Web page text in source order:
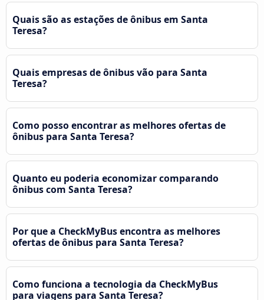
Quais são as estações de ônibus em Santa
Teresa?
Quais empresas de ônibus vão para Santa
Teresa?
Como posso encontrar as melhores ofertas de
ônibus para Santa Teresa?
Quanto eu poderia economizar comparando
ônibus com Santa Teresa?
Por que a CheckMyBus encontra as melhores
ofertas de ônibus para Santa Teresa?
Como funciona a tecnologia da CheckMyBus
para viagens para Santa Teresa?